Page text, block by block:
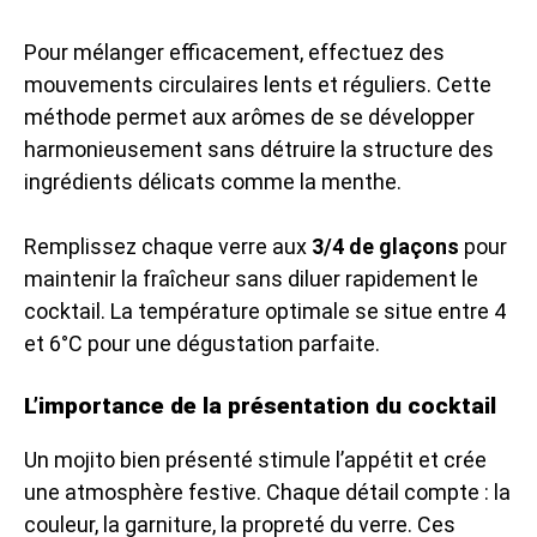
Pour mélanger efficacement, effectuez des
mouvements circulaires lents et réguliers. Cette
méthode permet aux arômes de se développer
harmonieusement sans détruire la structure des
ingrédients délicats comme la menthe.
Remplissez chaque verre aux 3/4 de glaçons pour
maintenir la fraîcheur sans diluer rapidement le
cocktail. La température optimale se situe entre 4
et 6°C pour une dégustation parfaite.
L’importance de la présentation du cocktail
Un mojito bien présenté stimule l’appétit et crée
une atmosphère festive. Chaque détail compte : la
couleur, la garniture, la propreté du verre. Ces